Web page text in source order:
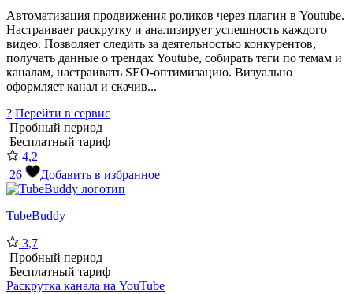
Автоматизация продвижения роликов через плагин в Youtube.
Настраивает раскрутку и анализирует успешность каждого
видео. Позволяет следить за деятельностью конкурентов,
получать данные о трендах Youtube, собирать теги по темам и
каналам, настраивать SEO-оптимизацию. Визуально
оформляет канал и скачив...
? Перейти в сервис
Пробный период
Бесплатный тариф
4,2
26
Добавить в избранное
TubeBuddy
3,7
Пробный период
Бесплатный тариф
Раскрутка канала на YouTube